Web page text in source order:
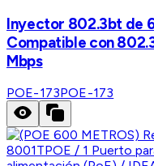
Inyector 802.3bt de
Compatible con
Mbps
POE-173POE-173